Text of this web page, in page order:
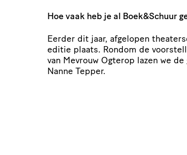
Hoe vaak heb je al Boek&Schuur
Eerder dit jaar, afgelopen
editie plaats. Rondom de
van Mevrouw Ogterop lazen we
Nanne Tepper.